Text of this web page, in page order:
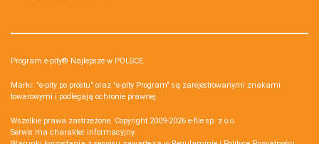
Program e-pity® Najlepsze w POLSCE.
Marki: "e-pity po prostu" oraz "e-pity Program" są zarejestrowanymi znakami
towarowymi i podlegają ochronie prawnej.
Wszelkie prawa zastrzeżone. Copyright 2009-2026 e-file sp. z o.o.
Serwis ma charakter informacyjny.